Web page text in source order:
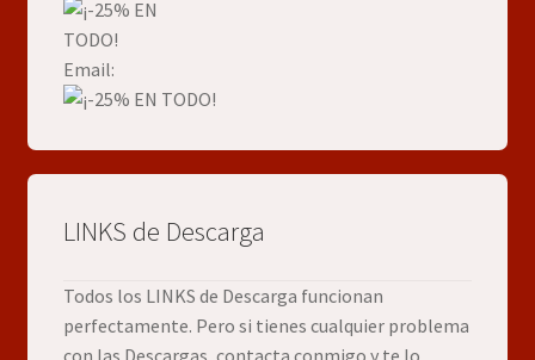
Email:
LINKS de Descarga
Todos los LINKS de Descarga funcionan
perfectamente. Pero si tienes cualquier problema
con las Descargas, contacta conmigo y te lo